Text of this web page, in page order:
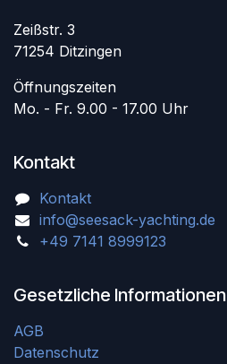
Zeißstr. 3
71254 Ditzingen
Öffnungszeiten
Mo. - Fr. 9.00 - 17.00 Uhr
Kontakt
Kontakt
info@seesack-yachting.de
+49 7141 8999123
Gesetzliche Informationen
AGB
Datenschutz